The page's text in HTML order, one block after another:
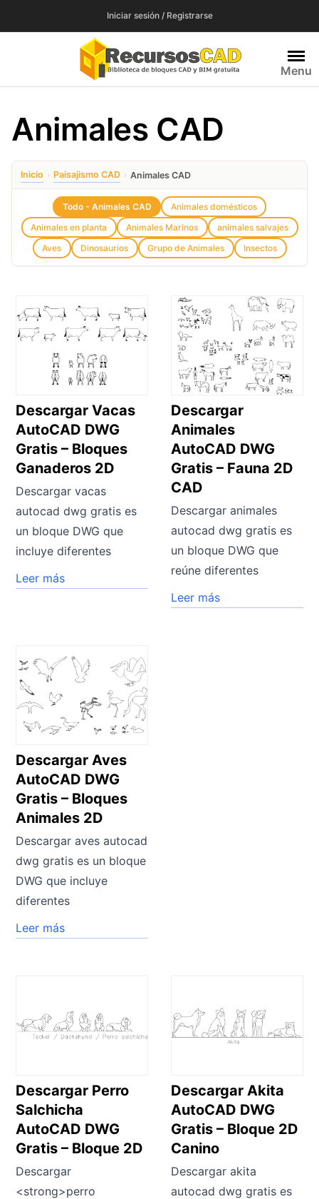
Iniciar sesión / Registrarse
Menu
Animales CAD
Inicio › Paisajismo CAD › Animales CAD
Todo - Animales CAD
Animales domésticos
Animales en planta
Animales Marinos
animales salvajes
Aves
Dinosaurios Grupo de Animales Insectos
Descargar Vacas
AutoCAD DWG
Gratis – Bloques
Ganaderos 2D
Descargar vacas
autocad dwg gratis es
un bloque DWG que
incluye diferentes
Leer más
Descargar
Animales
AutoCAD DWG
Gratis – Fauna 2D
CAD
Descargar animales
autocad dwg gratis es
un bloque DWG que
reúne diferentes
Leer más
Descargar Aves
AutoCAD DWG
Gratis – Bloques
Animales 2D
Descargar aves autocad
dwg gratis es un bloque
DWG que incluye
diferentes
Leer más
Descargar Perro
Salchicha
AutoCAD DWG
Gratis – Bloque 2D
Descargar
<strong>perro
Descargar Akita
AutoCAD DWG
Gratis – Bloque 2D
Canino
Descargar akita
autocad dwg gratis es